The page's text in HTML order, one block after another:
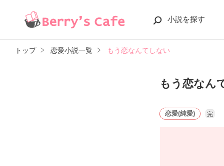
小説を探す
トップ 恋愛小説一覧 もう恋なんてしない
もう恋なん
恋愛(純愛) 完